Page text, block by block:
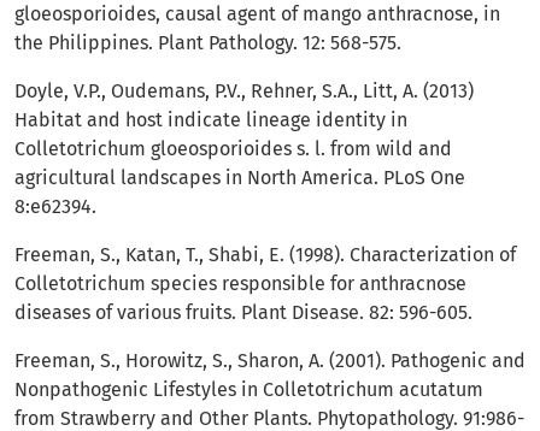
gloeosporioides, causal agent of mango anthracnose, in
the Philippines. Plant Pathology. 12: 568-575.
Doyle, V.P., Oudemans, P.V., Rehner, S.A., Litt, A. (2013)
Habitat and host indicate lineage identity in
Colletotrichum gloeosporioides s. l. from wild and
agricultural landscapes in North America. PLoS One
8:e62394.
Freeman, S., Katan, T., Shabi, E. (1998). Characterization of
Colletotrichum species responsible for anthracnose
diseases of various fruits. Plant Disease. 82: 596-605.
Freeman, S., Horowitz, S., Sharon, A. (2001). Pathogenic and
Nonpathogenic Lifestyles in Colletotrichum acutatum
from Strawberry and Other Plants. Phytopathology. 91:986-